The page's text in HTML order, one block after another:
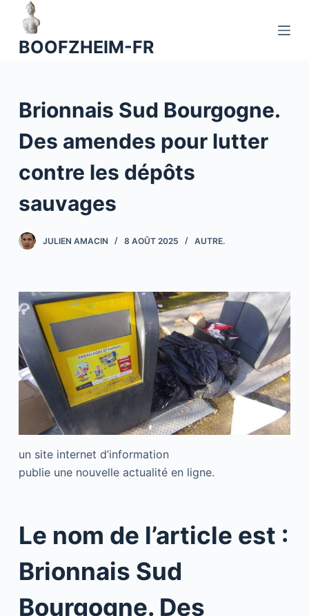
o
n
BOOFZHEIM-FR
Brionnais Sud Bourgogne.
Des amendes pour lutter
contre les dépôts
sauvages
JULIEN AMACIN 8 AOÛT 2025 AUTRE.
un site internet d’information
publie une nouvelle actualité en ligne.
Le nom de l’article est :
Brionnais Sud
Bourgogne. Des